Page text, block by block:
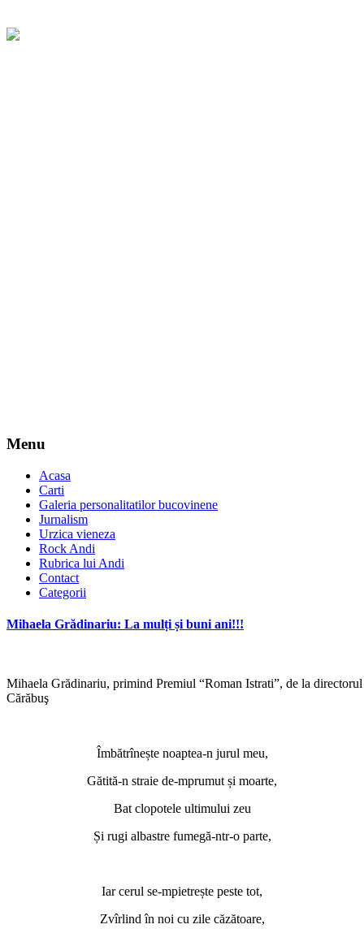
Menu
Acasa
Carti
Galeria personalitatilor bucovinene
Jurnalism
Urzica vieneza
Rock Andi
Rubrica lui Andi
Contact
Categorii
Mihaela Grădinariu: La mulți și buni ani!!!
Mihaela Grădinariu, primind Premiul “Roman Istrati”, de la
Cărăbuş
Îmbătrînește noaptea-n jurul meu,
Gătită-n straie de-mprumut și moarte,
Bat clopotele ultimului zeu
Și rugi albastre fumegă-ntr-o parte,
Iar cerul se-mpietrește peste tot,
Zvîrlind în noi cu zile căzătoare,